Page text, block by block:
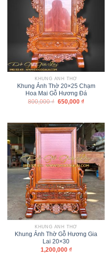
KHUNG ẢNH THỜ
Khung Ảnh Thờ 20×25 Chạm
Hoa Mai Gỗ Hương Đá
800,000₫ 650,000 ₫
KHUNG ẢNH THỜ
Khung Ảnh Thờ Gỗ Hương Gia
Lai 20×30
1,200,000 ₫